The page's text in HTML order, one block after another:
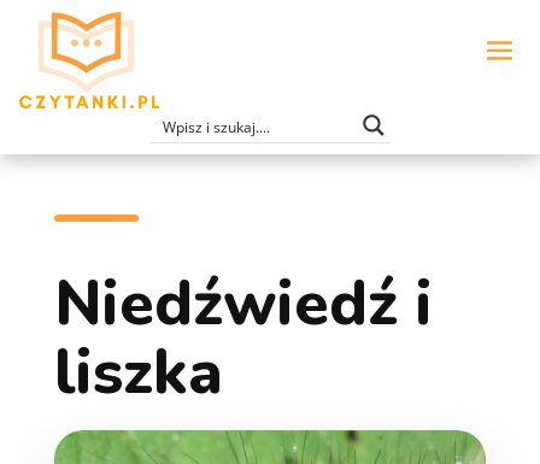
Niedźwiedź i
liszka